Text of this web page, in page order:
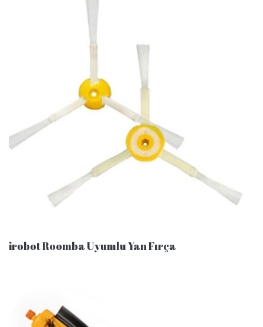
irobot Roomba Uyumlu Yan Fırça